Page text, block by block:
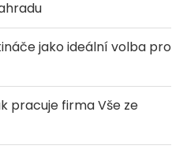
jako ideální volba pro
pracuje firma Vše ze